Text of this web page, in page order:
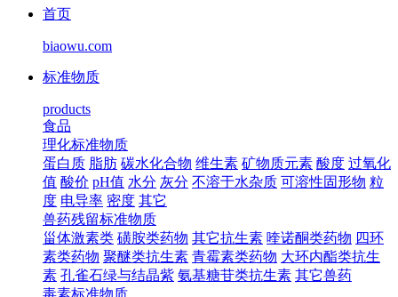
首页
biaowu.com
标准物质
products
食品
理化标准物质
蛋白质 脂肪 碳水化合物 维生素 矿物质元素 酸度 过氧化
值 酸价 pH值 水分 灰分 不溶于水杂质 可溶性固形物 粒
度 电导率 密度 其它
兽药残留标准物质
甾体激素类 磺胺类药物 其它抗生素 喹诺酮类药物 四环
素类药物 聚醚类抗生素 青霉素类药物 大环内酯类抗生
素 孔雀石绿与结晶紫 氨基糖苷类抗生素 其它兽药
毒素标准物质